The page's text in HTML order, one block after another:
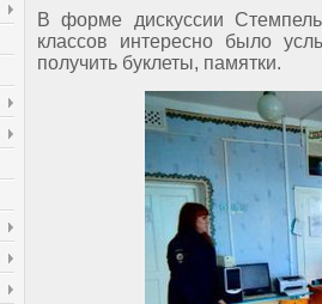
В форме дискуссии
классов интересно было
получить буклеты, памятки.